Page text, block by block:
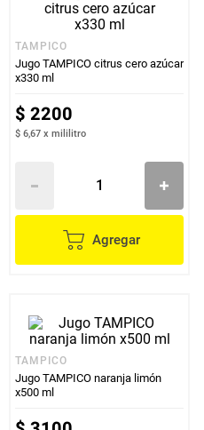
TAMPICO
Jugo TAMPICO citrus cero azúcar
x330 ml
$ 2200
$ 6,67 x mililitro
Agregar
TAMPICO
Jugo TAMPICO naranja limón
x500 ml